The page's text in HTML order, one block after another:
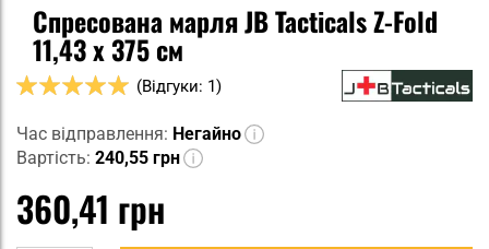
Спресована марля JB Tacticals Z-Fold
11,43 x 375 см
Оцінка:
(Відгуки: 1)
Час відправлення: Негайно
Вартість: 240,55 грн
360,41 грн